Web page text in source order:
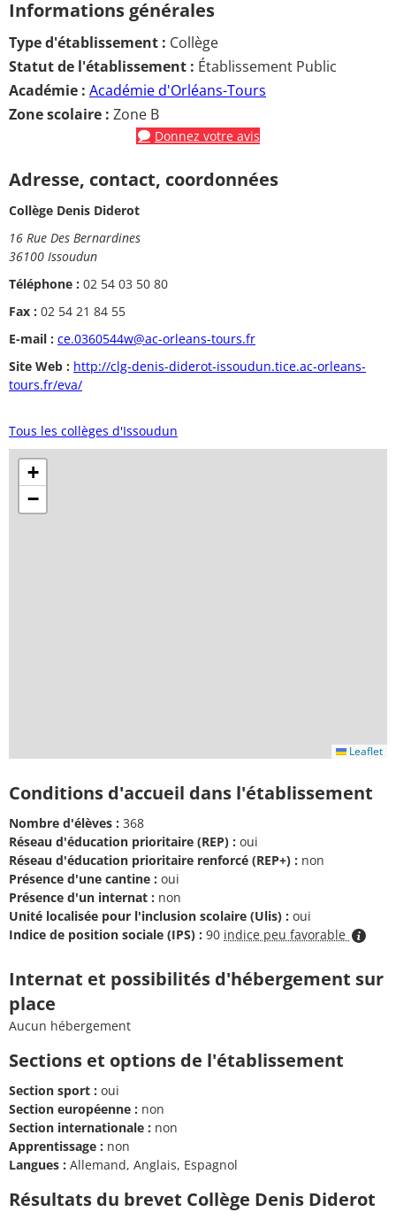
Informations générales
Type d'établissement : Collège
Statut de l'établissement : Établissement Public
Académie : Académie d'Orléans-Tours
Zone scolaire : Zone B
Donnez votre avis
Adresse, contact, coordonnées
Collège Denis Diderot
16 Rue Des Bernardines
36100 Issoudun
Téléphone : 02 54 03 50 80
Fax : 02 54 21 84 55
E-mail : ce.0360544w@ac-orleans-tours.fr
Site Web : http://clg-denis-diderot-issoudun.tice.ac-orleans-
tours.fr/eva/
Tous les collèges d'Issoudun
+
−
Leaflet
Conditions d'accueil dans l'établissement
Nombre d'élèves : 368
Réseau d'éducation prioritaire (REP) : oui
Réseau d'éducation prioritaire renforcé (REP+) : non
Présence d'une cantine : oui
Présence d'un internat : non
Unité localisée pour l'inclusion scolaire (Ulis) : oui
Indice de position sociale (IPS) : 90 indice peu favorable
Internat et possibilités d'hébergement sur
place
Aucun hébergement
Sections et options de l'établissement
Section sport : oui
Section européenne : non
Section internationale : non
Apprentissage : non
Langues : Allemand, Anglais, Espagnol
Résultats du brevet Collège Denis Diderot